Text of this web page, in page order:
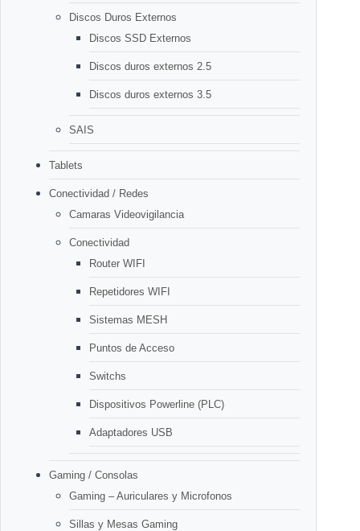
Discos Duros Externos
Discos SSD Externos
Discos duros externos 2.5
Discos duros externos 3.5
SAIS
Tablets
Conectividad / Redes
Camaras Videovigilancia
Conectividad
Router WIFI
Repetidores WIFI
Sistemas MESH
Puntos de Acceso
Switchs
Dispositivos Powerline (PLC)
Adaptadores USB
Gaming / Consolas
Gaming – Auriculares y Microfonos
Sillas y Mesas Gaming